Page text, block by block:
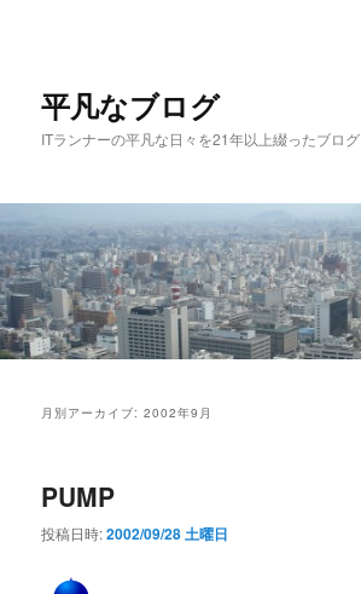
移
動
動
平凡なブログ
ITランナーの平凡な日々を21年以上綴ったブログ
月別アーカイブ:2002年9月
PUMP
投稿日時:2002/09/28 土曜日